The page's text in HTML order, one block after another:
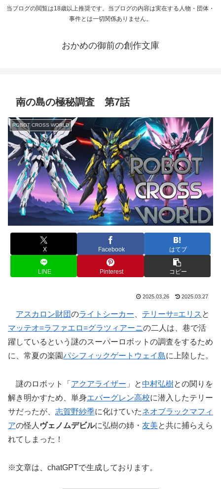
当ブログの閲覧は18歳以上推奨です。当ブログの内容は実在する人物・団体・
事件とは一切関係ありません。
おかめの御前の創作文庫
南の島の極秘調査 第7話
ROBOT CROSS WORLD
X Facebook はてブ
LINE Pinterest コピー
2025.03.26 2025.03.27
アスカロン財団のライトシーカー テリーサ=エリス と
マッテオ=ラファエロ=グラツィアーニの二人は、巷で活
躍しているという謎のスーパーロボットの調査をするため
に、常夏の楽園パシフィックゲートウェイ島に上陸した。
謎のロボット「 アクアライザー 」と中村弘樹との関りを
解き明かすため、単身エバーグレン高校に潜入したテリー
サだったが、 志賀野紗季に化けていたネオブラックマフィ
アの怪人 ヴェノムデビルに弘樹の姉・ 友美と共に捕らえら
れてしまった！
※文章は、chatGPTで生成しております。